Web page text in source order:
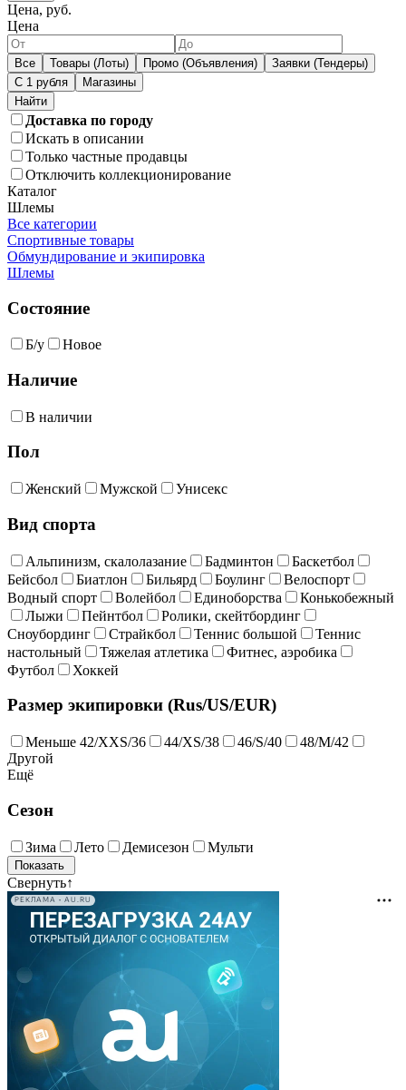
Цена, руб.
Цена
Все Товары (Лоты) Промо (Объявления)
Заявки (Тендеры)
С 1 рубля
Магазины
Доставка по городу
Искать в описании
Только частные продавцы
Отключить коллекционирование
Каталог
Шлемы
Все категории
Спортивные товары
Обмундирование и экипировка
Шлемы
Состояние
Б/у Новое
Наличие
В наличии
Пол
Женский Мужской Унисекс
Вид спорта
Альпинизм, скалолазание Бадминтон
Баскетбол
Бейсбол
Биатлон Бильярд Боулинг
Велоспорт
Водный спорт
Волейбол Единоборства
Конькобежный
Лыжи
Пейнтбол
Ролики, скейтбординг
Сноубординг
Страйкбол Теннис большой
Теннис
настольный
Тяжелая атлетика
Фитнес, аэробика
Футбол
Хоккей
Размер экипировки (Rus/US/EUR)
Меньше 42/XXS/36 44/XS/38 46/S/40
48/M/42
Другой
Ещё
Сезон
Зима Лето Демисезон Мульти
Свернуть↑
РЕКЛАМА • AU.RU